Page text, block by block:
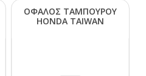
ΟΦΑΛΟΣ ΤΑΜΠΟΥΡΟΥ
ΗΟΝDΑ ΤΑΙWΑΝ